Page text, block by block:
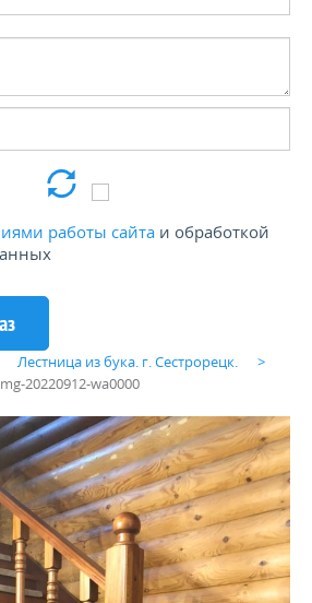
работы сайта и обработкой
Лестница из бука. г. Сестрорецк.
20220912-wa0000